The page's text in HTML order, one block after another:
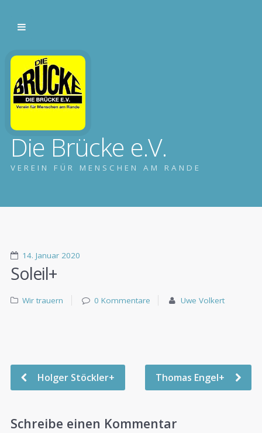
Die Brücke e.V.
VEREIN FÜR MENSCHEN AM RANDE
14. Januar 2020
Soleil+
Wir trauern 0 Kommentare Uwe Volkert
Holger Stöckler+ Thomas Engel+
Schreibe einen Kommentar